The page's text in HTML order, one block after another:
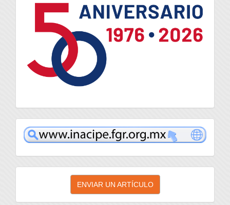
inacipe
Enviar
ENVIAR UN ARTÍCULO